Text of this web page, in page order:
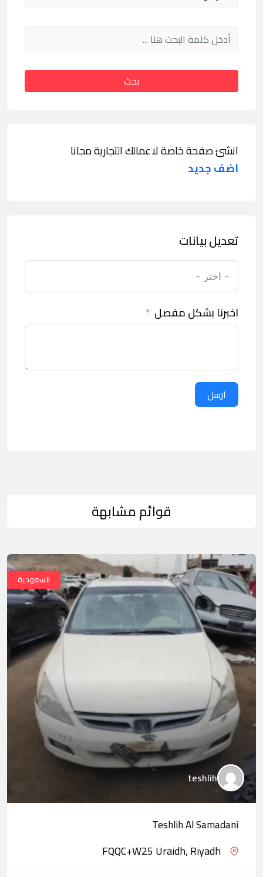
بحث
انشئ صفحة خاصة لاعمالك التجارية مجانا
اضف جديد
تعديل بيانات
اخبرنا بشكل مفصل
ارسل
قوائم مشابهة
السعودية
teshlih
Teshlih Al Samadani
FQQC+W25 Uraidh, Riyadh